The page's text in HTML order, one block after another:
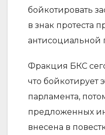
бойкотировать
в знак протеста
антисоциальной
Фракция БКС
что бойкотирует
парламента,
предложенных
внесена в